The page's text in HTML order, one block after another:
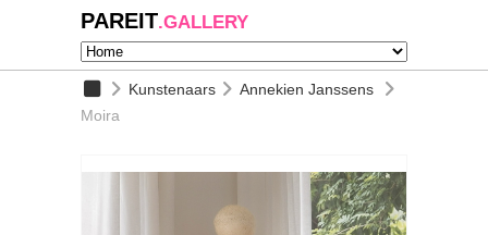
PAREIT.GALLERY
Kunstenaars
Annekien Janssens
Moira